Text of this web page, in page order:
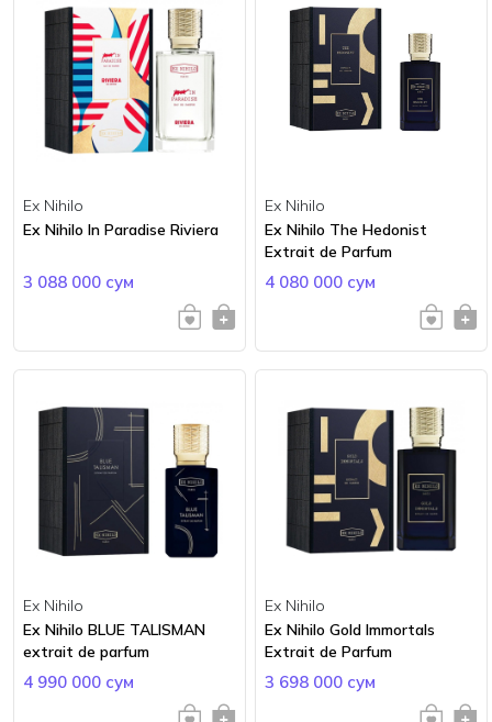
Ex Nihilo
Ex Nihilo In Paradise Riviera
3 088 000 сум
Ex Nihilo
Ex Nihilo The Hedonist
Extrait de Parfum
4 080 000 сум
Ex Nihilo
Ex Nihilo BLUE TALISMAN
extrait de parfum
4 990 000 сум
Ex Nihilo
Ex Nihilo Gold Immortals
Extrait de Parfum
3 698 000 сум